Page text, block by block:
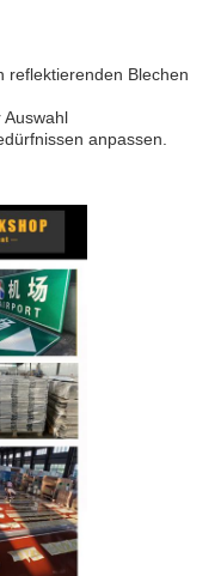
reflektierenden Blechen
Auswahl
anpassen.